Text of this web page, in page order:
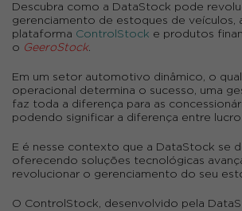
Descubra como a DataStock pode
gerenciamento de estoques de veículos,
plataforma ControlStock e produtos
o GeeroStock.
Em um setor automotivo dinâmico, o
operacional determina o sucesso, uma
faz toda a diferença para as
podendo significar a diferença entre lucro
E é nesse contexto que a DataStock se
oferecendo soluções tecnológicas
revolucionar o gerenciamento do seu
O ControlStock, desenvolvido pela